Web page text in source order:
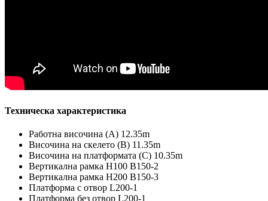
Техническа характеристика
Работна височина (А) 12.35m
Височина на скелето (B) 11.35m
Височина на платформата (C) 10.35m
Вертикална рамка H100 B150-2
Вертикална рамка H200 B150-3
Платформа с отвор L200-1
Платформа без отвор L200-1